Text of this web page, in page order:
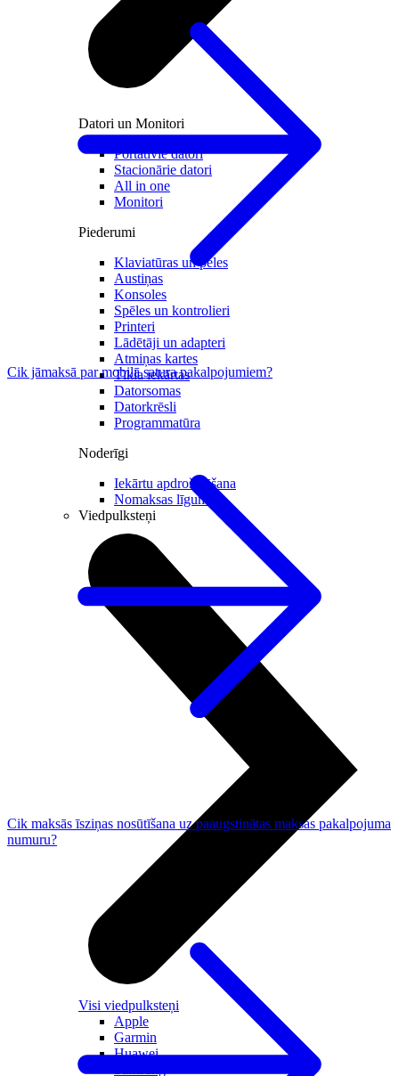
Datori un Monitori
Portatīvie datori
Stacionārie datori
All in one
Monitori
Piederumi
Klaviatūras un peles
Austiņas
Konsoles
Spēles un kontrolieri
Printeri
Lādētāji un adapteri
Atmiņas kartes
Tīkla iekārtas
Datorsomas
Datorkrēsli
Programmatūra
Noderīgi
Iekārtu apdrošināšana
Nomaksas līgums
Viedpulksteņi
Visi viedpulksteņi
Apple
Garmin
Huawei
Cik jāmaksā par mobilā satura pakalpojumiem?
Cik maksās īsziņas nosūtīšana uz paaugstinātas maksas pakalpojuma
numuru?